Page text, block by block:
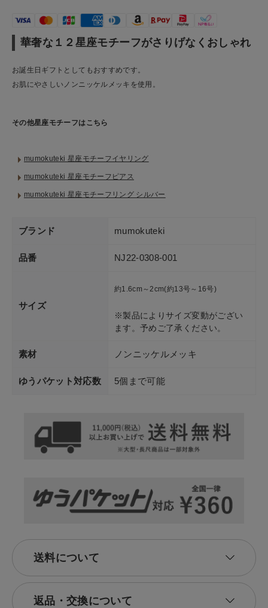
華奢な１２星座モチーフがさりげなくおしゃれ
お誕生日ギフトとしてもおすすめです。
お肌にやさしいノンニッケルメッキを使用。
その他星座モチーフはこちら
mumokuteki 星座モチーフイヤリング
mumokuteki 星座モチーフピアス
mumokuteki 星座モチーフリング シルバー
ブランド mumokuteki
品番 NJ22-0308-001
サイズ
約1.6cm～2cm(約13号～16号)
※製品によりサイズ変動がござい
ます。予めご了承ください。
素材 ノンニッケルメッキ
ゆうパケット対応数 5個まで可能
送料について
返品・交換について